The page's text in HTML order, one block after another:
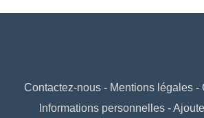
Contactez-nous- Mentions légales-
Informations personnelles -